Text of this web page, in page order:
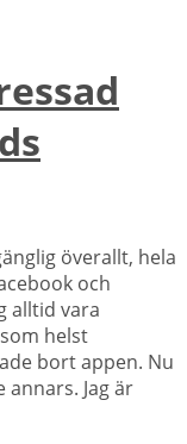
överallt, hela
och
alltid vara
helst
bort appen. Nu
Jag är